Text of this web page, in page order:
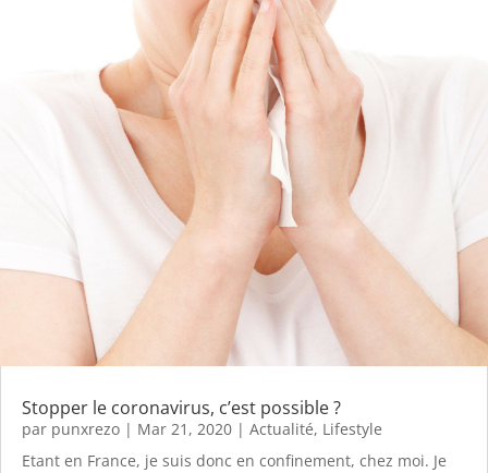
Stopper le coronavirus, c’est possible ?
par punxrezo | Mar 21, 2020 | Actualité, Lifestyle
Etant en France, je suis donc en confinement, chez moi. Je